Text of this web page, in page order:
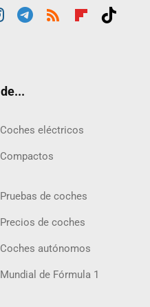
Coches eléctricos
Compactos
Pruebas de coches
Precios de coches
Coches autónomos
Mundial de Fórmula 1